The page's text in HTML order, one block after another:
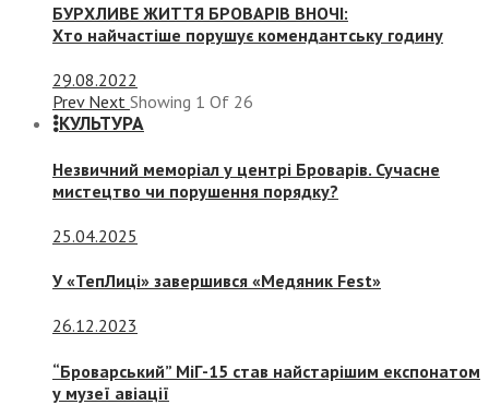
БУРХЛИВЕ ЖИТТЯ БРОВАРІВ ВНОЧІ:
Хто найчастіше порушує комендантську годину
29.08.2022
Prev Next Showing 1 Of 26
КУЛЬТУРА
Незвичний меморіал у центрі Броварів. Сучасне
мистецтво чи порушення порядку?
25.04.2025
У «ТепЛиці» завершився «Медяник Fest»
26.12.2023
“Броварський” МіГ-15 став найстарішим експонатом
у музеї авіації